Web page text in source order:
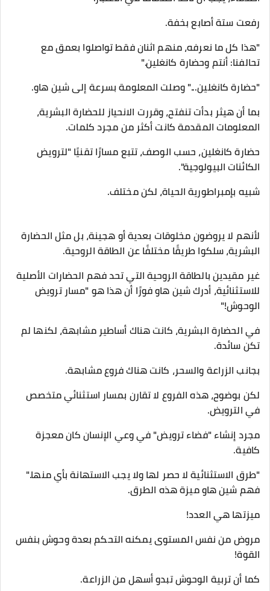
رفعت ستة أصابع بخفة.
"هذا كل ما نعرفه، منهم اثنان فقط تواصلوا بعمق مع
تحالفنا: أنتم وحضارة كانغلين."
"حضارة كانغلين..." وصلت المعلومة بسرعة إلى شين هاو.
بما أن هيثر بدأت تنفتح، وقررت الانحياز للحضارة البشرية،
المعلومات المقدمة كانت أكثر من مجرد كلمات.
حضارة كانغلين، حسب الوصف، تتبع مسارًا تقنيًا "لترويض
الكائنات البيولوجية".
شبيه بإمبراطورية الحياة، لكن مختلف.
لأنهم لا يروضون مخلوقات بعدية أو هجينة، بل مثل الحضارة
البشرية، سلكوا طريقًا مختلفًا عن الطاقة الروحية.
غير مقيدين بالطاقة الروحية التي تحد فهم الحضارات الأصلية
للاستثنائية، أدرك شين هاو فورًا أن هذا هو "مسار ترويض
الوحوش!"
في الحضارة البشرية، كانت هناك أساطير مشابهة، لكنها لم
تكن سائدة.
بجانب الزراعة والسحر، كانت هناك فروع مشابهة.
لكن بوضوح، هذه الفروع لا تقارن بمسار استثنائي متخصص
في الترويض.
مجرد إنشاء "فضاء ترويض" في وعي الإنسان كان معجزة
كافية.
"طرق الاستثنائية لا حصر لها ولا يجب الاستهانة بأي منها."
فهم شين هاو ميزة هذه الطرق.
ميزتها هي العدد!
مروض من نفس المستوى يمكنه التحكم بعدة وحوش بنفس
القوة!
كما أن تربية الوحوش تبدو أسهل من الزراعة.